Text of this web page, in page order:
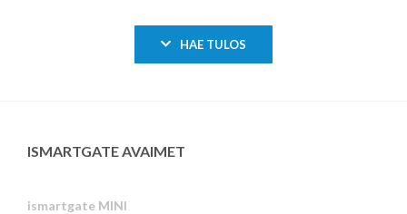
HAE TULOS
ISMARTGATE AVAIMET
ismartgate MINI